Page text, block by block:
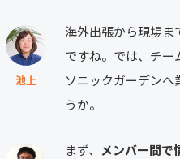
池上
海外出張から現場ま
ですね。では、チー
ソニックガーデンへ
うか。
まず、 メンバー間で